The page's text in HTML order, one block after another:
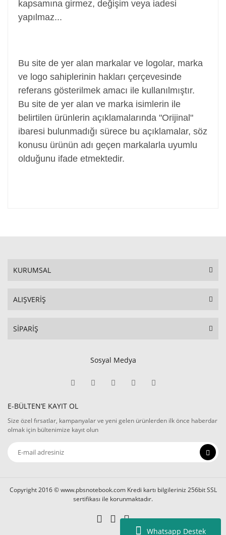
Whatsapp Destek
kapsamına girmez, değişim veya iadesi
yapılmaz...
Bu site de yer alan markalar ve logolar, marka
ve logo sahiplerinin hakları çerçevesinde
referans gösterilmek amacı ile kullanılmıştır.
Bu site de yer alan ve marka isimlerin ile
belirtilen ürünlerin açıklamalarında "Orijinal"
ibaresi bulunmadığı sürece bu açıklamalar, söz
konusu ürünün adı geçen markalarla uyumlu
olduğunu ifade etmektedir.
KURUMSAL
ALIŞVERİŞ
SİPARİŞ
Sosyal Medya
E-BÜLTEN’E KAYIT OL
Size özel fırsatlar, kampanyalar ve yeni gelen ürünlerden ilk önce haberdar
olmak için bültenimize kayıt olun
Copyright 2016 © www.pbsnotebook.com Kredi kartı bilgileriniz 256bit SSL
sertifikası ile korunmaktadır.